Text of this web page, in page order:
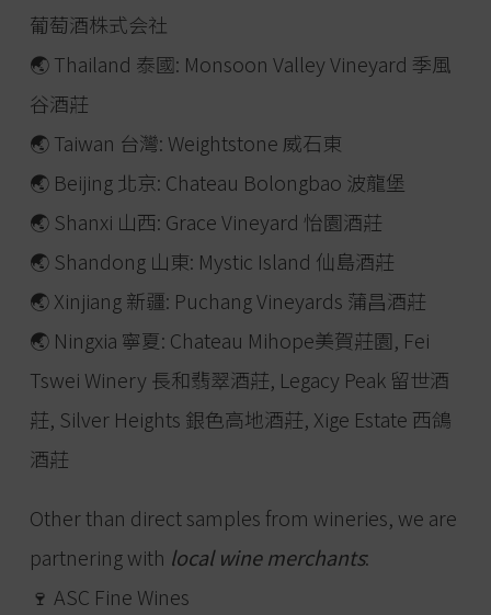
葡萄酒株式会社
🌏 Thailand 泰國: Monsoon Valley Vineyard 季風
谷酒莊
🌏 Taiwan 台灣: Weightstone 威石東
🌏 Beijing 北京: Chateau Bolongbao 波龍堡
🌏 Shanxi 山西: Grace Vineyard 怡園酒莊
🌏 Shandong 山東: Mystic Island 仙島酒莊
🌏 Xinjiang 新疆: Puchang Vineyards 蒲昌酒莊
🌏 Ningxia 寧夏: Chateau Mihope美賀莊園, Fei
Tswei Winery 長和翡翠酒莊, Legacy Peak 留世酒
莊, Silver Heights 銀色高地酒莊, Xige Estate 西鴿
酒莊
Other than direct samples from wineries, we are
partnering with local wine merchants:
🍷 ASC Fine Wines